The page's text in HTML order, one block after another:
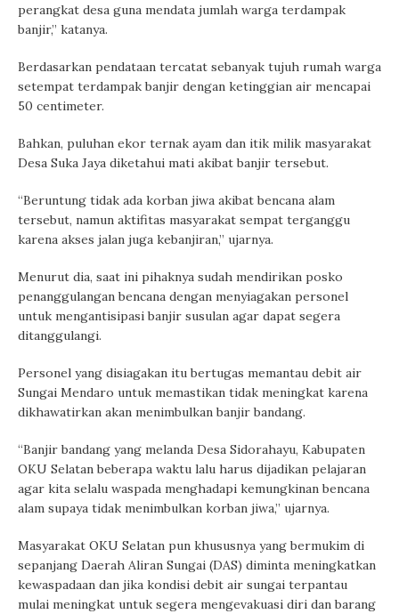
perangkat desa guna mendata jumlah warga terdampak
banjir,” katanya.
Berdasarkan pendataan tercatat sebanyak tujuh rumah warga
setempat terdampak banjir dengan ketinggian air mencapai
50 centimeter.
Bahkan, puluhan ekor ternak ayam dan itik milik masyarakat
Desa Suka Jaya diketahui mati akibat banjir tersebut.
“Beruntung tidak ada korban jiwa akibat bencana alam
tersebut, namun aktifitas masyarakat sempat terganggu
karena akses jalan juga kebanjiran,” ujarnya.
Menurut dia, saat ini pihaknya sudah mendirikan posko
penanggulangan bencana dengan menyiagakan personel
untuk mengantisipasi banjir susulan agar dapat segera
ditanggulangi.
Personel yang disiagakan itu bertugas memantau debit air
Sungai Mendaro untuk memastikan tidak meningkat karena
dikhawatirkan akan menimbulkan banjir bandang.
“Banjir bandang yang melanda Desa Sidorahayu, Kabupaten
OKU Selatan beberapa waktu lalu harus dijadikan pelajaran
agar kita selalu waspada menghadapi kemungkinan bencana
alam supaya tidak menimbulkan korban jiwa,” ujarnya.
Masyarakat OKU Selatan pun khususnya yang bermukim di
sepanjang Daerah Aliran Sungai (DAS) diminta meningkatkan
kewaspadaan dan jika kondisi debit air sungai terpantau
mulai meningkat untuk segera mengevakuasi diri dan barang